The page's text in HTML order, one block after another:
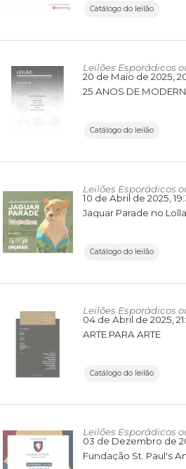
Catálogo do leilão
Leilões Esporádicos
20 de Maio de 2025 ,
25 ANOS DE
Catálogo do leilão
Leilões Esporádicos
10 de Abril de 2025 ,
Jaguar Parade no
Catálogo do leilão
Leilões Esporádicos
04 de Abril de 2025 ,
ARTE PARA ARTE
Catálogo do leilão
Leilões Esporádicos
03 de Dezembro de
Fundação St. Paul's